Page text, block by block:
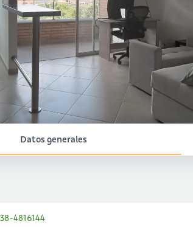
Datos generales
4816144